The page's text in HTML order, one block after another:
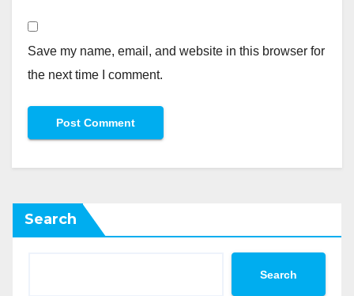
Save my name, email, and website in this browser for
the next time I comment.
Search
Search